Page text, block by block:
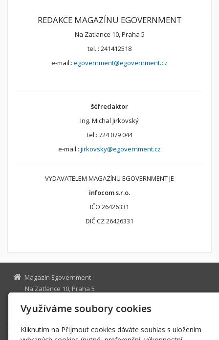
REDAKCE MAGAZÍNU EGOVERNMENT
Na Zatlance 10, Praha 5
tel. : 241412518
e-mail.: egovernment@egovernment.cz
šéfredaktor
Ing. Michal Jirkovský
tel.: 724 079 044
e-mail.: jirkovsky@egovernment.cz
VYDAVATELEM MAGAZÍNU EGOVERNMENT JE
infocom s.r.o.
IČO 26426331
DIČ CZ 26426331
Magazín Egovernment
Na Zatlance 10, Praha 5
egovernment@egovernment.cz
Úvodní stránka
STUDIO
Využíváme soubory cookies
Kliknutím na Přijmout cookies dáváte souhlas s uložením